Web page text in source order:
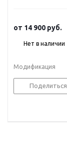
от 14 900 руб.
Нет в наличии
Модификация
Поделиться